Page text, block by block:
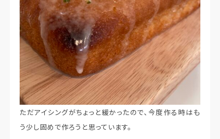
ただアイシングがちょっと緩かったので、今度作る時はも
う少し固めで作ろうと思っています。